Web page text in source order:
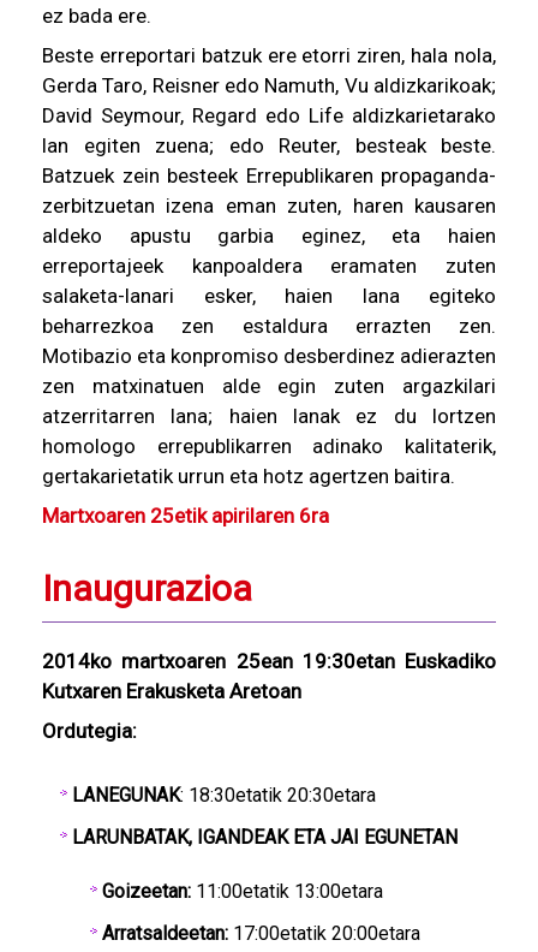
ez bada ere.
Beste erreportari batzuk ere etorri ziren, hala nola,
Gerda Taro, Reisner edo Namuth, Vu aldizkarikoak;
David Seymour, Regard edo Life aldizkarietarako
lan egiten zuena; edo Reuter, besteak beste.
Batzuek zein besteek Errepublikaren propaganda-
zerbitzuetan izena eman zuten, haren kausaren
aldeko apustu garbia eginez, eta haien
erreportajeek kanpoaldera eramaten zuten
salaketa-lanari esker, haien lana egiteko
beharrezkoa zen estaldura errazten zen.
Motibazio eta konpromiso desberdinez adierazten
zen matxinatuen alde egin zuten argazkilari
atzerritarren lana; haien lanak ez du lortzen
homologo errepublikarren adinako kalitaterik,
gertakarietatik urrun eta hotz agertzen baitira.
Martxoaren 25etik apirilaren 6ra
Inaugurazioa
2014ko martxoaren 25ean 19:30etan Euskadiko
Kutxaren Erakusketa Aretoan
Ordutegia:
LANEGUNAK: 18:30etatik 20:30etara
LARUNBATAK, IGANDEAK ETA JAI EGUNETAN
Goizeetan: 11:00etatik 13:00etara
Arratsaldeetan: 17:00etatik 20:00etara